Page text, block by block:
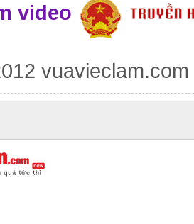
video
vuavieclam.com